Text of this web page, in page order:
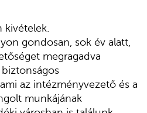
kivételek.
gondosan, sok év alatt,
megragadva
az intézményvezető és a
munkájának